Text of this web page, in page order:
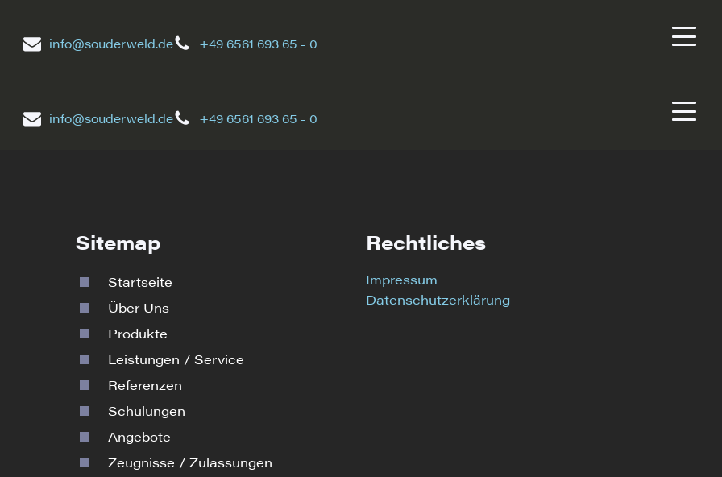
info@souderweld.de +49 6561 693 65 - 0
info@souderweld.de +49 6561 693 65 - 0
Sitemap
Startseite
Über Uns
Produkte
Leistungen / Service
Referenzen
Schulungen
Angebote
Zeugnisse / Zulassungen
Rechtliches
Impressum
Datenschutzerklärung